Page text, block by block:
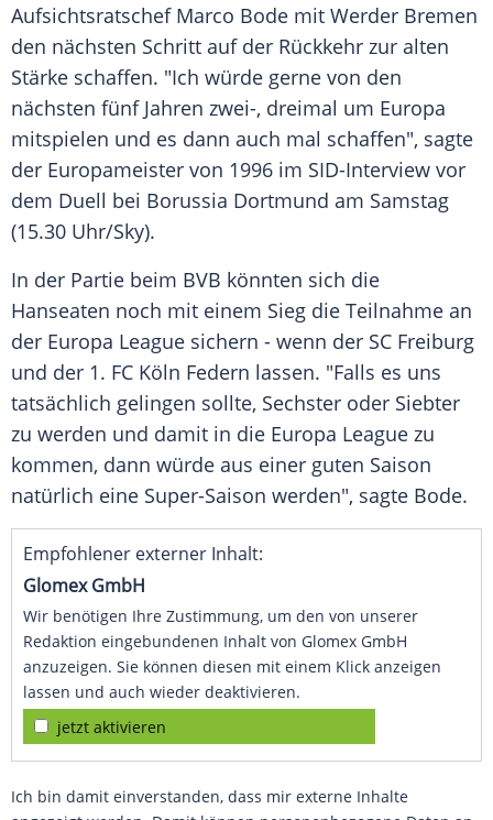
Aufsichtsratschef Marco Bode mit Werder Bremen
den nächsten Schritt auf der Rückkehr zur alten
Stärke schaffen. "Ich würde gerne von den
nächsten fünf Jahren zwei-, dreimal um Europa
mitspielen und es dann auch mal schaffen", sagte
der Europameister von 1996 im SID-Interview vor
dem Duell bei Borussia Dortmund am Samstag
(15.30 Uhr/Sky).
In der Partie beim BVB könnten sich die
Hanseaten noch mit einem Sieg die Teilnahme an
der Europa League sichern - wenn der SC Freiburg
und der 1. FC Köln Federn lassen. "Falls es uns
tatsächlich gelingen sollte, Sechster oder Siebter
zu werden und damit in die Europa League zu
kommen, dann würde aus einer guten Saison
natürlich eine Super-Saison werden", sagte Bode.
Empfohlener externer Inhalt:
Glomex GmbH
Wir benötigen Ihre Zustimmung, um den von unserer
Redaktion eingebundenen Inhalt von Glomex GmbH
anzuzeigen. Sie können diesen mit einem Klick anzeigen
lassen und auch wieder deaktivieren.
jetzt aktivieren
Ich bin damit einverstanden, dass mir externe Inhalte